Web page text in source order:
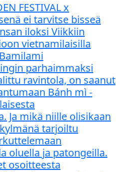
FESTIVAL x
ei tarvitse bisseä
iloksi Viikkiin
vietnamilaisilla
parhaimmaksi
ravintola, on saanut
Bánh mì -
Ja mikä niille olisikaan
tarjoiltu
oluella ja patongeilla.
osoitteesta